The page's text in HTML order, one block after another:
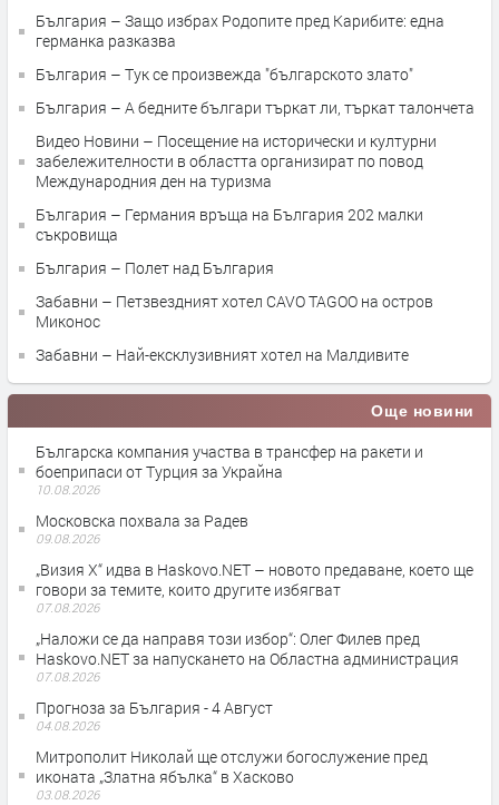
България – Защо избрах Родопите пред Карибите: една
германка разказва
България – Тук се произвежда "българското злато"
България – А бедните българи търкат ли, търкат талончета
Видео Новини – Посещение на исторически и културни
забележителности в областта организират по повод
Международния ден на туризма
България – Германия връща на България 202 малки
съкровища
България – Полет над България
Забавни – Петзвездният хотел CAVO TAGOO на остров
Миконос
Забавни – Най-ексклузивният хотел на Малдивите
Още новини
Българска компания участва в трансфер на ракети и
боеприпаси от Турция за Украйна
10.08.2026
Московска похвала за Радев
09.08.2026
„Визия Х“ идва в Haskovo.NET – новото предаване, което ще
говори за темите, които другите избягват
07.08.2026
„Наложи се да направя този избор“: Олег Филев пред
Haskovo.NET за напускането на Областна администрация
07.08.2026
Прогноза за България - 4 Август
04.08.2026
Митрополит Николай ще отслужи богослужение пред
иконата „Златна ябълка“ в Хасково
03.08.2026